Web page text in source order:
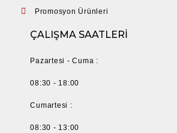
Promosyon Ürünleri
ÇALIŞMA SAATLERİ
Pazartesi - Cuma :
08:30 - 18:00
Cumartesi :
08:30 - 13:00